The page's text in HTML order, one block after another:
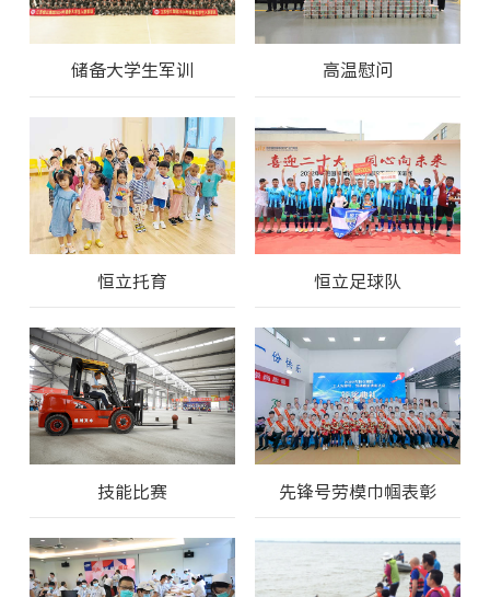
储备大学生军训 高温慰问
恒立托育 恒立足球队
技能比赛 先锋号劳模巾帼表彰